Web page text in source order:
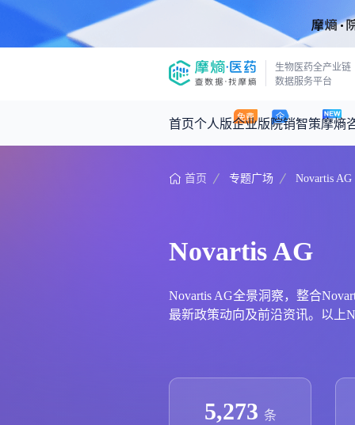
生物医药全产业链
数据服务平台
首页个人版企业版院销智策摩熵
咨询服务
产品立项评估及管线规划
投资决策与交易估值
摩熵原创
深度分析
投融资
时讯
数据中心
基于市场数据，为您提供全面的市场
政策法规
药品生产企业
王中健
首页 专题广场 Novartis AG
Novartis AG
Novartis AG全景洞察，整合
最新政策动向及前沿资讯。以上
5,273 条